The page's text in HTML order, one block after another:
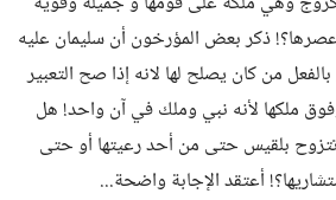
ذكر بعض المؤرخون أن سليمان عليه
من كان يصلح لها لانه إذا صح التعبير
ملكها لأنه نبي وملك في آن واحد! هل
بلقيس حتى من أحد رعيتها أو حتى
أعتقد الإجابة واضحة...